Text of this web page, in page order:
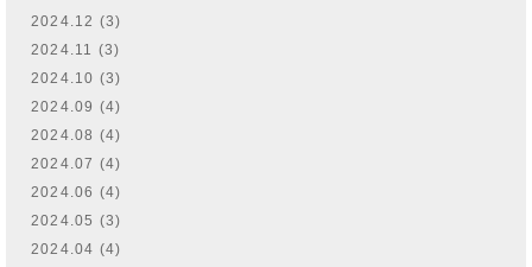
2024.12 (3)
2024.11 (3)
2024.10 (3)
2024.09 (4)
2024.08 (4)
2024.07 (4)
2024.06 (4)
2024.05 (3)
2024.04 (4)